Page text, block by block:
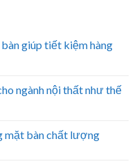
giúp tiết kiệm hàng
ngành nội thất như thế
mặt bàn chất lượng